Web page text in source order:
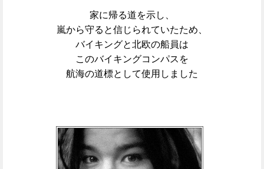
家に帰る道を示し、
嵐から守ると信じられていたため、
バイキングと北欧の船員は
このバイキングコンパスを
航海の道標として使用しました